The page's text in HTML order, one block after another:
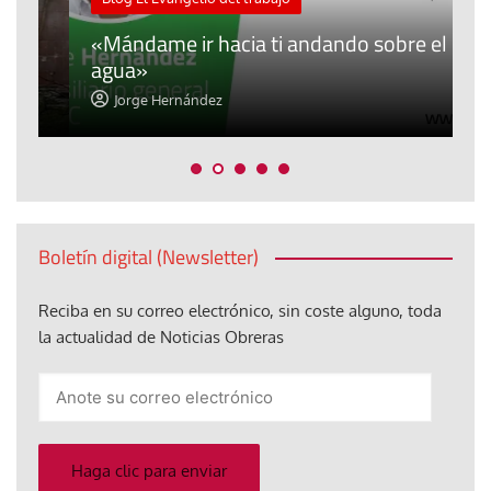
«Mándame ir hacia ti andando sobre el
agua»
Jorge Hernández
Boletín digital (Newsletter)
Reciba en su correo electrónico, sin coste alguno, toda
la actualidad de Noticias Obreras
electrónico
Haga clic para enviar